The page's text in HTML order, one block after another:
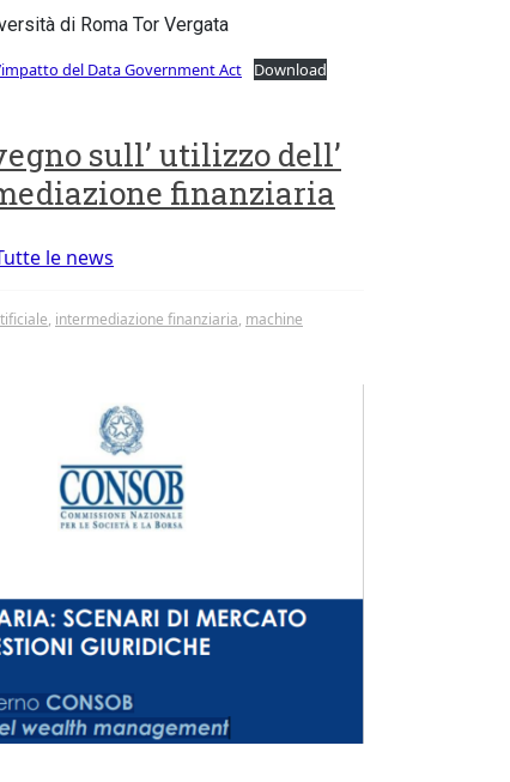
di Roma Tor Vergata
del Data Government Act Download
sull’ utilizzo dell’
finanziaria
le news
, intermediazione finanziaria, machine